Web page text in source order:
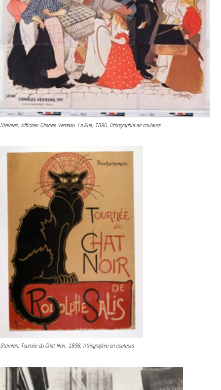
Steinlen, Affiches Charles Verneau. La Rue, 1896, lithographie en couleurs
Steinlen, Tournée du Chat Noir, 1896, lithographie en couleurs